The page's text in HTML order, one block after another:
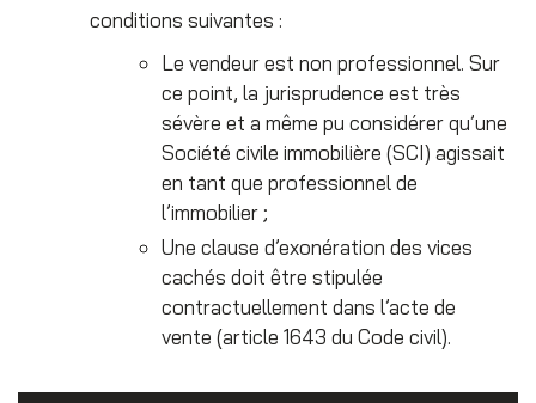
conditions suivantes :
Le vendeur est non professionnel. Sur
ce point, la jurisprudence est très
sévère et a même pu considérer qu’une
Société civile immobilière (SCI) agissait
en tant que professionnel de
l’immobilier ;
Une clause d’exonération des vices
cachés doit être stipulée
contractuellement dans l’acte de
vente (article 1643 du Code civil).